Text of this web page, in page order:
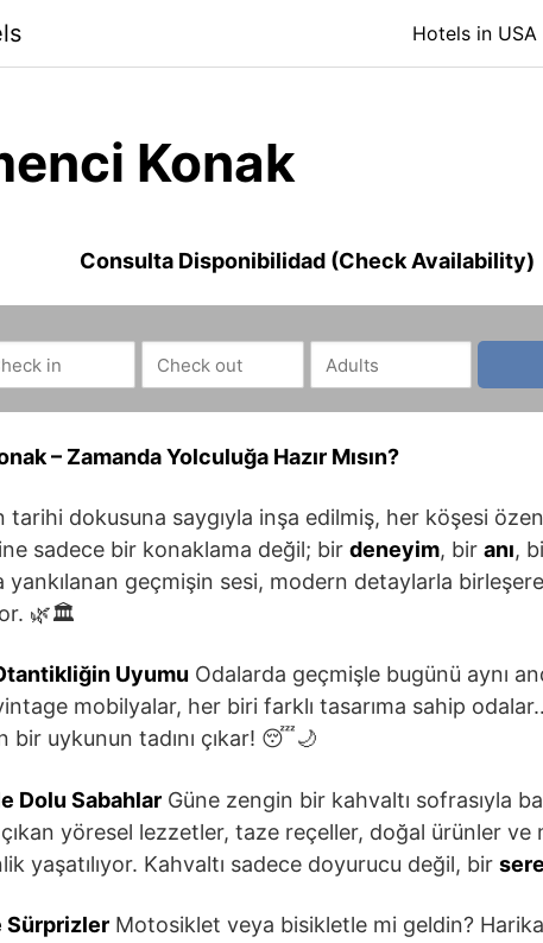
Hotels in USA
Konak
Consulta Disponibilidad (Check Availability)
– Zamanda Yolculuğa Hazır Mısın?
tarihi dokusuna saygıyla inşa edilmiş, her köşesi
sadece bir konaklama değil; bir deneyim, bir anı,
yankılanan geçmişin sesi, modern detaylarla
🌿🏛️
Uyumu Odalarda geçmişle bugünü aynı
mobilyalar, her biri farklı tasarıma sahip
bir uykunun tadını çıkar! 😴🌙
Dolu Sabahlar Güne zengin bir kahvaltı sofrasıyla
çıkan yöresel lezzetler, taze reçeller, doğal ürünler
yaşatılıyor. Kahvaltı sadece doyurucu değil, bir
Sürprizler Motosiklet veya bisikletle mi geldin?